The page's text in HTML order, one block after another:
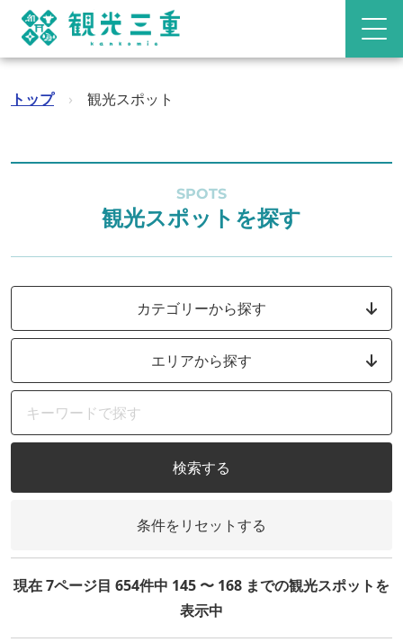
トップ › 観光スポット
SPOTS
観光スポットを探す
カテゴリーから探す
エリアから探す
検索する
条件をリセットする
現在 7ページ目 654件中 145 〜 168 までの観光スポットを
表示中